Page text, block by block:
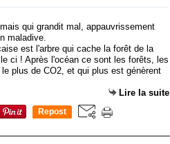
est l'arbre qui cache la forêt de la
ci ! Après l'océan ce sont les forêts, les
plus de CO2, et qui plus est génèrent
Lire la suite
Repost